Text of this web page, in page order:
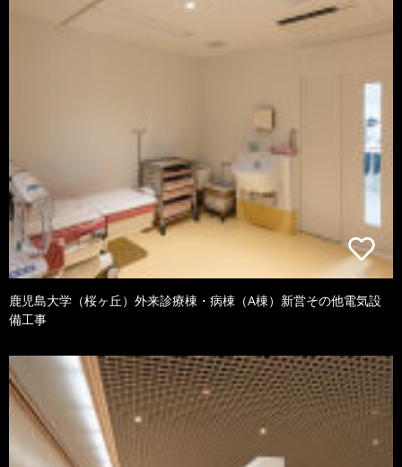
鹿児島大学（桜ヶ丘）外来診療棟・病棟（A棟）新営その他電気設
備工事